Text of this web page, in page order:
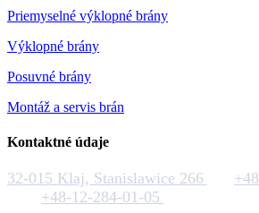
Priemyselné výklopné brány
Výklopné brány
Posuvné brány
Montáž a servis brán
Kontaktné údaje
32-015 Klaj, Stanislawice 266
+48-12-284-01-05